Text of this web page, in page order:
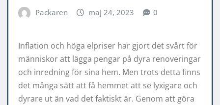
Packaren maj 24, 2023 0
Inflation och höga elpriser har gjort det svårt för
människor att lägga pengar på dyra renoveringar
och inredning för sina hem. Men trots detta finns
det många sätt att få hemmet att se lyxigare och
dyrare ut än vad det faktiskt är. Genom att göra